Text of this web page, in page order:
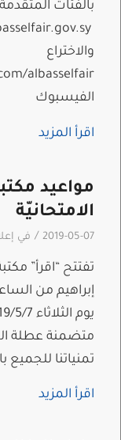
بالفئات
والاختراع
الفيسبوك
اقرأ المزيد
مواعيد
الامتحانيّة
2019-05-07
/ في
تفتتح “اقرأ”
تمنياتنا للجميع
اقرأ المزيد